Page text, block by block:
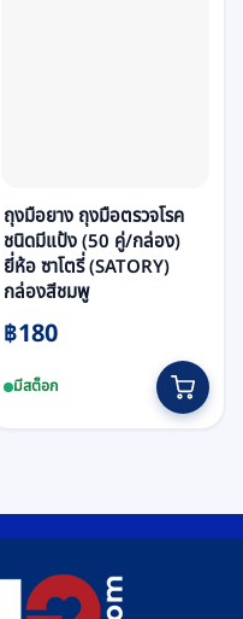
ถุงมือยาง ถุงมือตรวจโรค
ชนิดมีแป้ง (50 คู่/กล่อง)
ยี่ห้อ ซาโตรี่ (SATORY)
กล่องสีชมพู
฿180
มีสต็อก
product
has
options
be